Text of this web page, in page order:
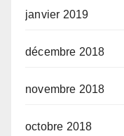
janvier 2019
décembre 2018
novembre 2018
octobre 2018